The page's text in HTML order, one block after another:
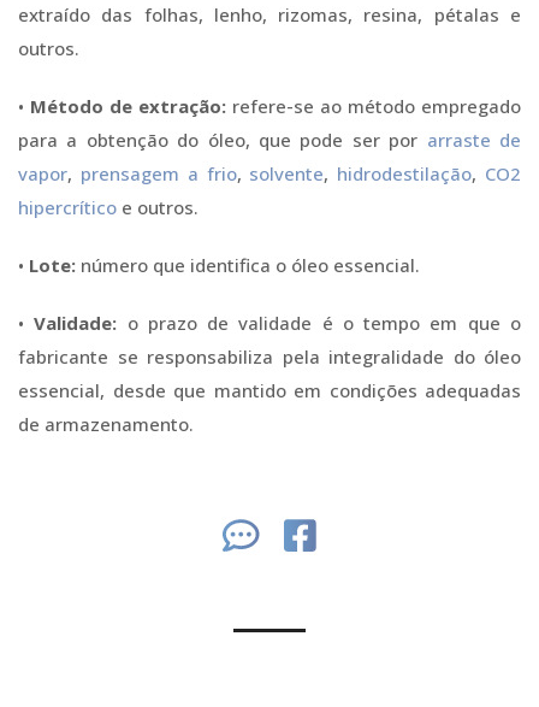
extraído das folhas, lenho, rizomas, resina, pétalas e
outros.
• Método de extração: refere-se ao método empregado
para a obtenção do óleo, que pode ser por arraste de
vapor, prensagem a frio, solvente, hidrodestilação, CO2
hipercrítico e outros.
• Lote: número que identifica o óleo essencial.
•Validade: o prazo de validade é o tempo em que o
fabricante se responsabiliza pela integralidade do óleo
essencial, desde que mantido em condições adequadas
de armazenamento.